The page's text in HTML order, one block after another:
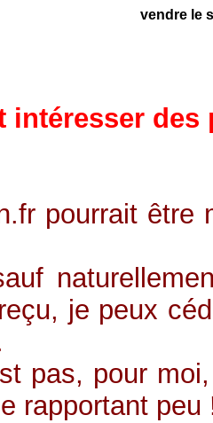
vendre le
intéresser
pourrait être
je peux
pas, pour
rapportant peu